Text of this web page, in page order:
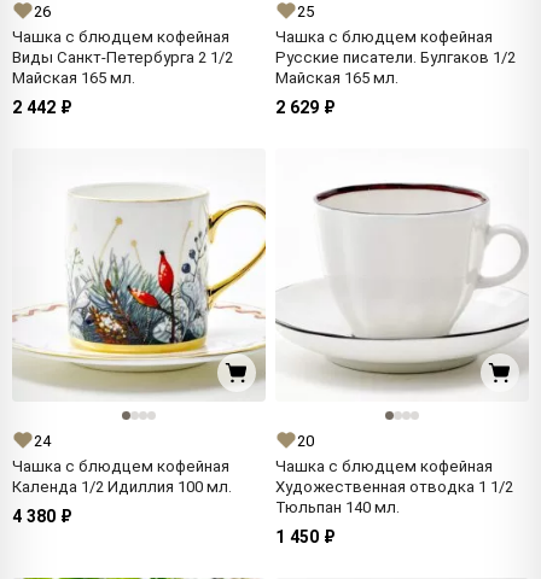
26
Чашка с блюдцем кофейная
Виды Санкт-Петербурга 2 1/2
Майская 165 мл.
2 442 ₽
25
Чашка с блюдцем кофейная
Русские писатели. Булгаков 1/2
Майская 165 мл.
2 629 ₽
24
Чашка с блюдцем кофейная
Календа 1/2 Идиллия 100 мл.
4 380 ₽
20
Чашка с блюдцем кофейная
Художественная отводка 1 1/2
Тюльпан 140 мл.
1 450 ₽